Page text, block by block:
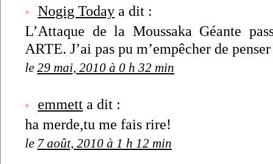
Nogig Today a dit :
L’Attaque de la Moussaka Géante
ARTE. J’ai pas pu m’empêcher de
le 29 mai, 2010 à 0 h 32 min
emmett a dit :
ha merde,tu me fais rire!
le 7 août, 2010 à 1 h 12 min